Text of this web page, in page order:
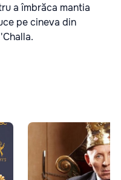
a îmbrăca mantia
pe cineva din